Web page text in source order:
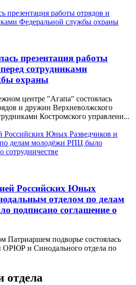
презентация работы
сотрудниками
охраны
центре "Агапа" состоялась
и дружин Верхневолжского
Костромского управлени...
Российских Юных
отделом по делам
подписано соглашение о
Патриаршем подворье состоялась
ОРЮР и Синодального отдела по
отдела